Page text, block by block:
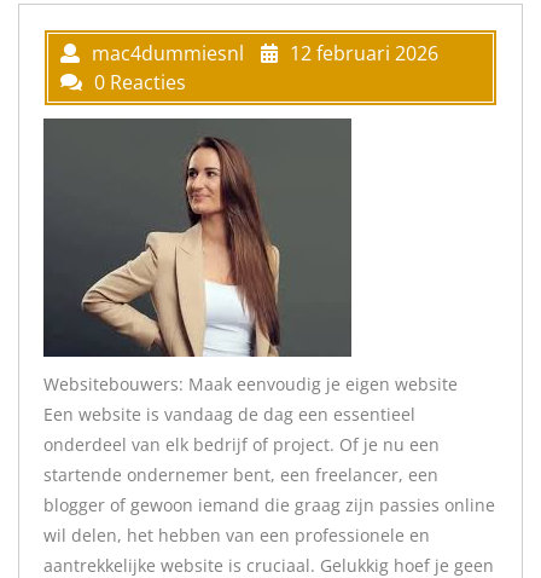
mac4dummiesnl
12 februari 2026
0 Reacties
Websitebouwers: Maak eenvoudig je eigen website
Een website is vandaag de dag een essentieel
onderdeel van elk bedrijf of project. Of je nu een
startende ondernemer bent, een freelancer, een
blogger of gewoon iemand die graag zijn passies online
wil delen, het hebben van een professionele en
aantrekkelijke website is cruciaal. Gelukkig hoef je geen